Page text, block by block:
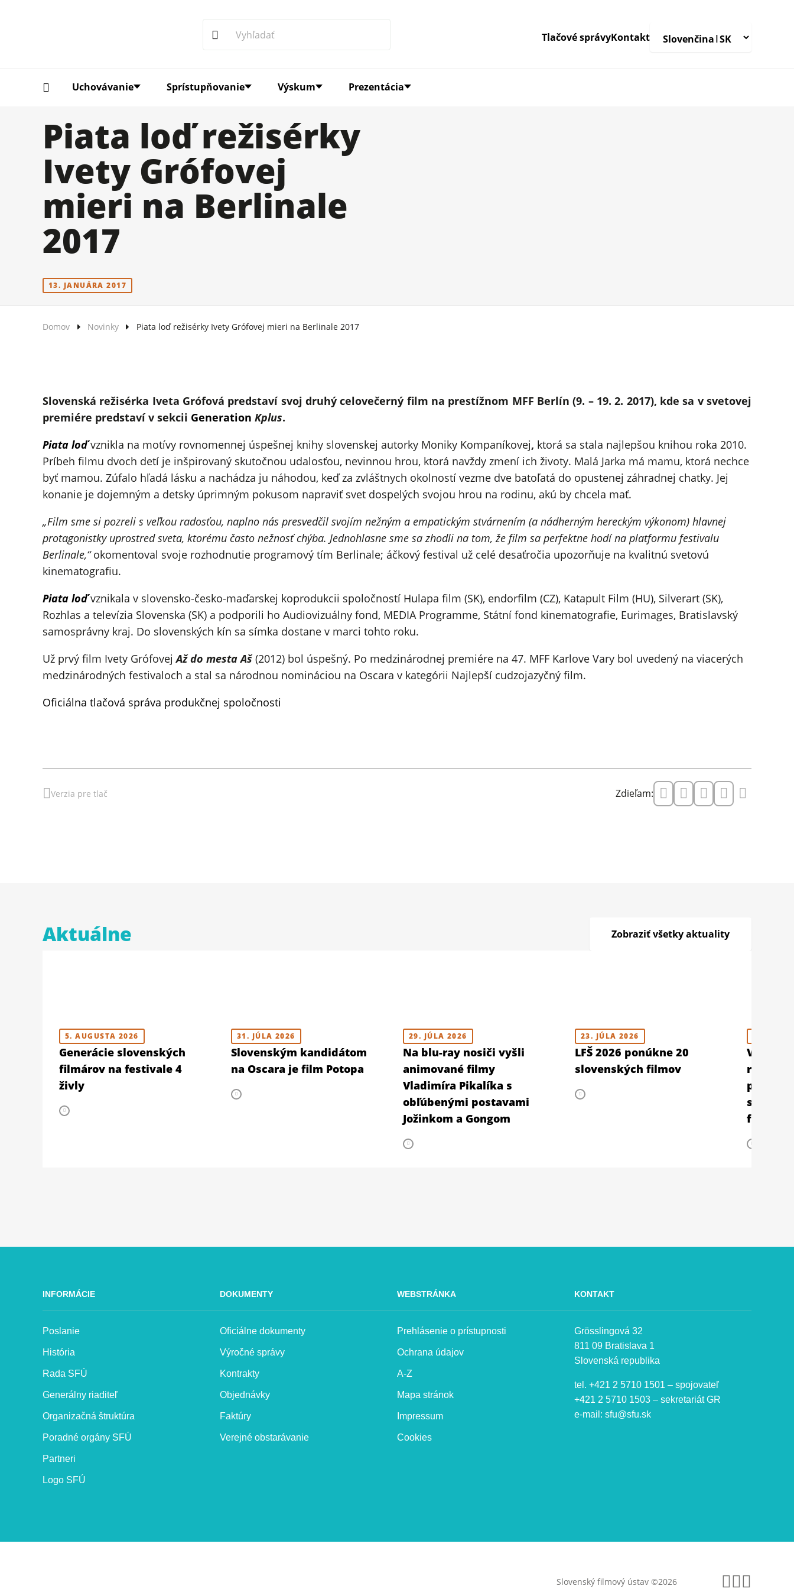
Uchovávanie Sprístupňovanie Výskum Prezentácia
Tlačové správyKontakt
Piata loď režisérky
Ivety Grófovej
mieri na Berlinale
2017
13. JANUÁRA 2017
Domov Novinky Piata loď režisérky Ivety Grófovej mieri na Berlinale 2017
Slovenská režisérka Iveta Grófová predstaví svoj druhý celovečerný film na prestížnom MFF Berlín (9. – 19. 2. 2017), kde sa v svetovej
premiére predstaví v sekcii Generation Kplus.
Piata loďvznikla na motívy rovnomennej úspešnej knihy slovenskej autorky Moniky Kompaníkovej, ktorá sa stala najlepšou knihou roka 2010.
Príbeh filmu dvoch detí je inšpirovaný skutočnou udalosťou, nevinnou hrou, ktorá navždy zmení ich životy. Malá Jarka má mamu, ktorá nechce
byť mamou. Zúfalo hľadá lásku a nachádza ju náhodou, keď za zvláštnych okolností vezme dve batoľatá do opustenej záhradnej chatky. Jej
konanie je dojemným a detsky úprimným pokusom napraviť svet dospelých svojou hrou na rodinu, akú by chcela mať.
„Film sme si pozreli s veľkou radosťou, naplno nás presvedčil svojím nežným a empatickým stvárnením (a nádherným hereckým výkonom) hlavnej
protagonistky uprostred sveta, ktorému často nežnosť chýba. Jednohlasne sme sa zhodli na tom, že film sa perfektne hodí na platformu festivalu
Berlinale,“okomentoval svoje rozhodnutie programový tím Berlinale; áčkový festival už celé desaťročia upozorňuje na kvalitnú svetovú
kinematografiu.
Piata loďvznikala v slovensko-česko-maďarskej koprodukcii spoločností Hulapa film (SK), endorfilm (CZ), Katapult Film (HU), Silverart (SK),
Rozhlas a televízia Slovenska (SK) a podporili ho Audiovizuálny fond, MEDIA Programme, Státní fond kinematografie, Eurimages, Bratislavský
samosprávny kraj. Do slovenských kín sa símka dostane v marci tohto roku.
Už prvý film Ivety GrófovejAž do mesta Aš (2012) bol úspešný. Po medzinárodnej premiére na 47. MFF Karlove Vary bol uvedený na viacerých
medzinárodných festivaloch a stal sa národnou nomináciou na Oscara v kategórii Najlepší cudzojazyčný film.
Oficiálna tlačová správa produkčnej spoločnosti
Verzia pre tlač Zdieľam:
Aktuálne
5. AUGUSTA 2026
Generácie slovenských
filmárov na festivale 4
živly
31. JÚLA 2026
Slovenským kandidátom
na Oscara je film Potopa
29. JÚLA 2026
Na blu-ray nosiči vyšli
animované filmy
Vladimíra Pikalíka s
obľúbenými postavami
Jožinkom a Gongom
23. JÚLA 2026
LFŠ 2026 ponúkne 20
slovenských filmov
V
filmu
Zobraziť všetky aktuality
INFORMÁCIE
Poslanie
História
Rada SFÚ
Generálny riaditeľ
Organizačná štruktúra
Poradné orgány SFÚ
Partneri
Logo SFÚ
DOKUMENTY
Oficiálne dokumenty
Výročné správy
Kontrakty
Objednávky
Faktúry
Verejné obstarávanie
WEBSTRÁNKA
Prehlásenie o prístupnosti
Ochrana údajov
A-Z
Mapa stránok
Impressum
Cookies
KONTAKT
Grösslingová 32
811 09 Bratislava 1
Slovenská republika
tel. +421 2 5710 1501 – spojovateľ
+421 2 5710 1503 – sekretariát GR
e-mail: sfu@sfu.sk
Slovenský filmový ústav ©2026